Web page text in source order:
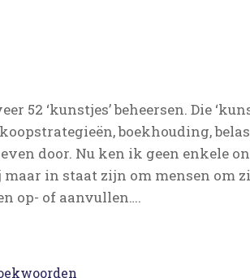
52 ‘kunstjes’ beheersen. Die
boekhouding,
door. Nu ken ik geen enkele
in staat zijn om mensen om
op- of aanvullen….